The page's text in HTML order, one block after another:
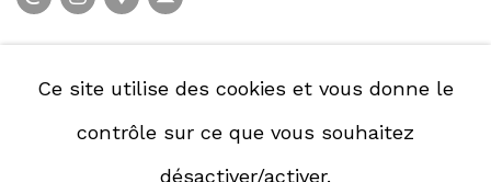
Ce site utilise des cookies et vous donne le
contrôle sur ce que vous souhaitez
désactiver/activer.